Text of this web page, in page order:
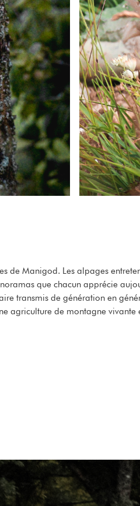
de Manigod. Les alpages
que chacun apprécie
transmis de génération en
agriculture de montagne vivante